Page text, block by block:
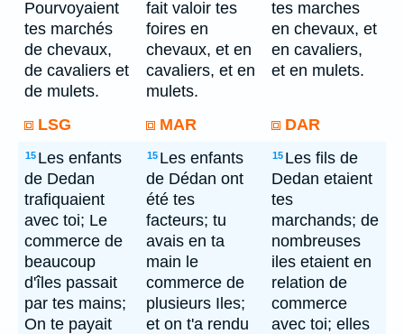
Pourvoyaient
tes marchés
de chevaux,
de cavaliers et
de mulets.
fait valoir tes
foires en
chevaux, et en
cavaliers, et en
mulets.
tes marches
en chevaux, et
en cavaliers,
et en mulets.
LSG MAR DAR
15 Les enfants
de Dedan
trafiquaient
avec toi; Le
commerce de
beaucoup
d'îles passait
par tes mains;
On te payait
15 Les enfants
de Dédan ont
été tes
facteurs; tu
avais en ta
main le
commerce de
plusieurs Iles;
et on t'a rendu
15 Les fils de
Dedan etaient
tes
marchands; de
nombreuses
iles etaient en
relation de
commerce
avec toi; elles